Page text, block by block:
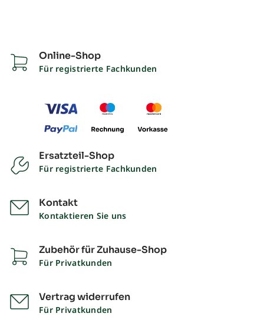
Online-Shop
Für registrierte Fachkunden
Ersatzteil-Shop
Für registrierte Fachkunden
Kontakt
Kontaktieren Sie uns
Zubehör für Zuhause-Shop
Für Privatkunden
Vertrag widerrufen
Für Privatkunden